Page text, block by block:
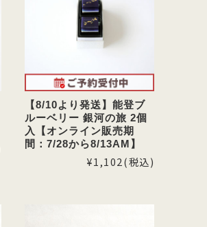
【8/10より発送】能登ブ
ルーベリー 銀河の旅 2個
入【オンライン販売期
間：7/28から8/13AM】
¥1,102(税込)